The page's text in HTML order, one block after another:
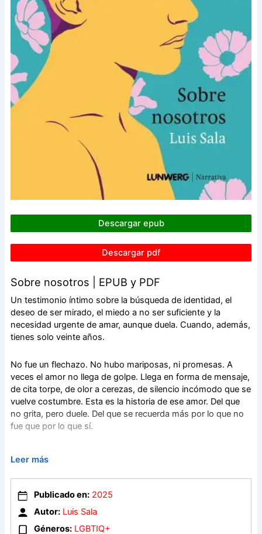
Descargar epub
Descargar pdf
Sobre nosotros | EPUB y PDF
Un testimonio íntimo sobre la búsqueda de identidad, el
deseo de ser mirado, el miedo a no ser suficiente y la
necesidad urgente de amar, aunque duela. Cuando, además,
tienes solo veinte años.
No fue un flechazo. No hubo mariposas, ni promesas. A
veces el amor no llega de golpe. Llega en forma de mensaje,
de cita torpe, de olor a cerezas, de silencio incómodo que se
vuelve costumbre. Esta es la historia de ese amor. Del que
no grita, pero duele. Del que se recuerda más por lo que no
fue que por lo que sí.
Sobre nosotros es el relato de un amor que nace en lo
cotidiano y se desgasta entre silencios, miedos y ausencias.
De lo que ocurre cuando con el amor no basta. Del miedo a
estar solo, del vértigo de los veinte y de todo lo que duele
cuando no hay referentes para explicar lo que uno siente.
Un testimonio íntimo sobre la búsqueda de identidad, el
deseo de ser mirado, el miedo a no ser suficiente y la
Leer más
Publicado en: 2025
Autor: Luis Sala
Géneros: LGBTIQ+